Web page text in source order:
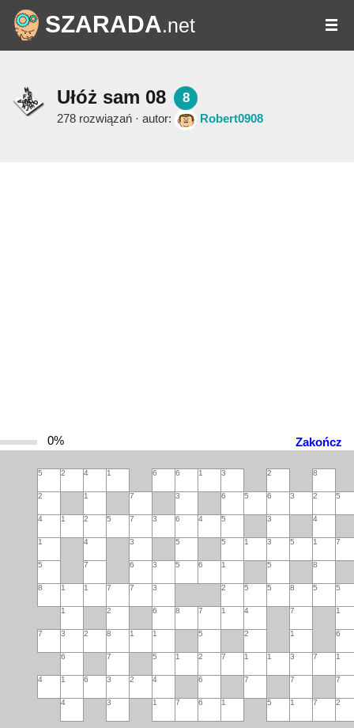
SZARADA.net
Ułóż sam 08 8
278 rozwiązań · autor: Robert0908
Zakończ
0%
5 2 4 1 6 6 1 3 2 8
2 1 7 3 6 5 6 3 2 5
4 1 2 5 7 3 6 4 5 3 4
1 4 3 5 5 1 3 5 1 7
5 7 6 3 5 6 1 5 8
8 1 1 7 7 3 2 5 5 8 5 5
1 2 6 8 7 1 4 7 1
7 3 2 8 1 1 5 2 1 6
6 7 5 1 2 7 1 1 3 7 1
4 1 6 3 2 4 6 7 7 7
4 3 1 7 6 1 5 1 7 2